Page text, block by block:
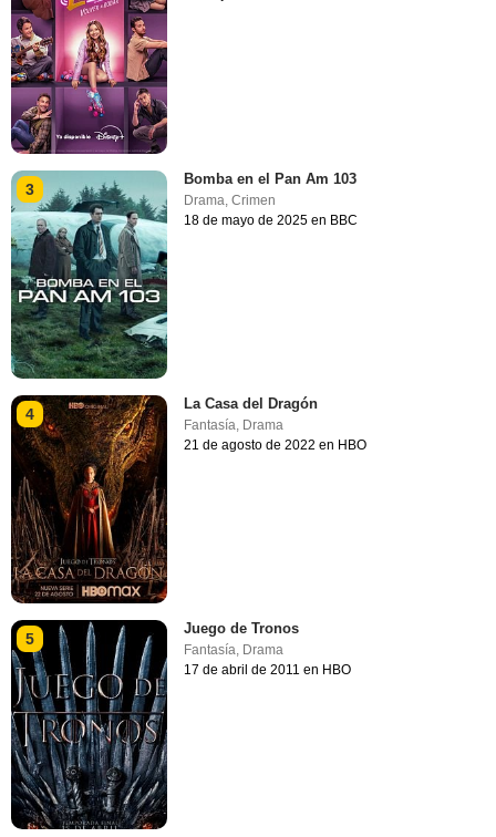
3
Bomba en el Pan Am 103
Drama ,Crimen
18 de mayo de 2025 en BBC
4
La Casa del Dragón
Fantasía, Drama
21 de agosto de 2022 en HBO
5
Juego de Tronos
Fantasía, Drama
17 de abril de 2011 en HBO